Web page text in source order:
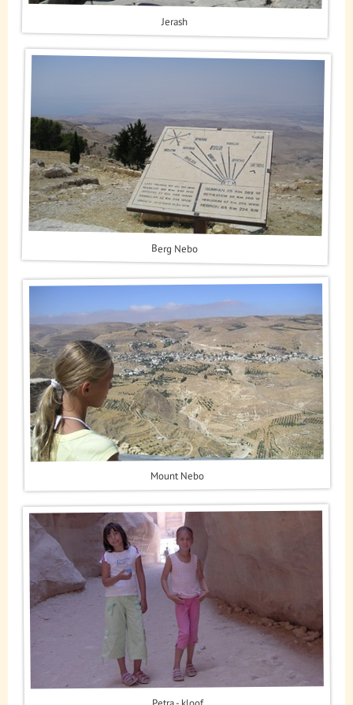
Jerash
Berg Nebo
Mount Nebo